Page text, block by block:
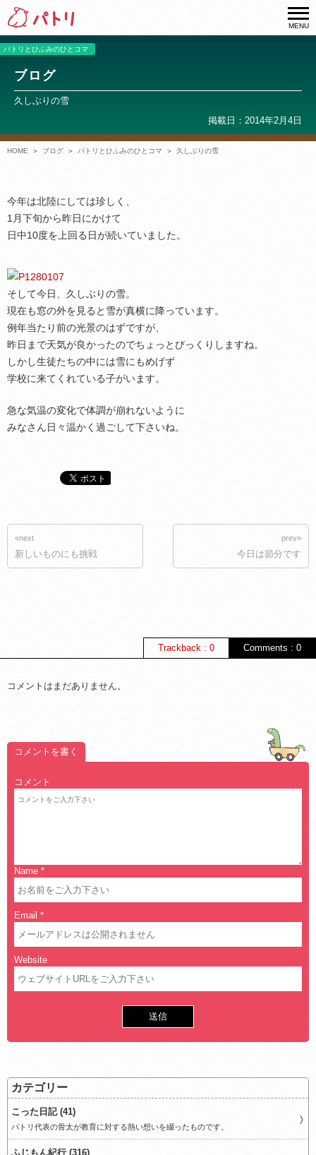
MENU
パトリとひふみのひとコマ
ブログ
久しぶりの雪
掲載日：2014年2月4日
HOME ブログ パトリとひふみのひとコマ 久しぶりの雪
今年は北陸にしては珍しく、
1月下旬から昨日にかけて
日中10度を上回る日が続いていました。
そして今日、久しぶりの雪。
現在も窓の外を見ると雪が真横に降っています。
例年当たり前の光景のはずですが、
昨日まで天気が良かったのでちょっとびっくりしますね。
しかし生徒たちの中には雪にもめげず
学校に来てくれている子がいます。
急な気温の変化で体調が崩れないように
みなさん日々温かく過ごして下さいね。
«next
新しいものにも挑戦
prev»
今日は節分です
Comments : 0
Trackback : 0
コメントはまだありません。
コメントを書く
コメント
Name *
Email *
Website
カテゴリー
こった日記 (41)
パトリ代表の骨太が教育に対する熱い想いを綴ったものです。
ふじもん紀行 (316)